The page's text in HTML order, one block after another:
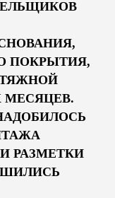
ПОКРЫТИЯ,
РАЗМЕТКИ